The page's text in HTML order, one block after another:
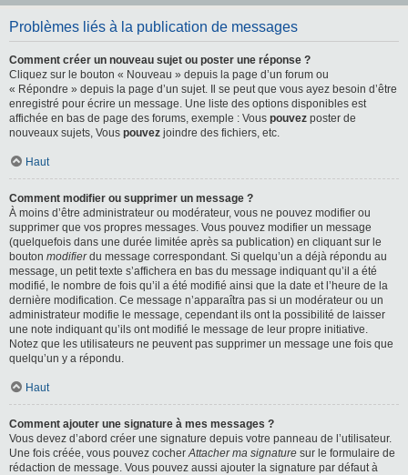
Problèmes liés à la publication de messages
Comment créer un nouveau sujet ou poster une réponse ?
Cliquez sur le bouton « Nouveau » depuis la page d’un forum ou
« Répondre » depuis la page d’un sujet. Il se peut que vous ayez besoin d’être
enregistré pour écrire un message. Une liste des options disponibles est
affichée en bas de page des forums, exemple : Vous pouvez poster de
nouveaux sujets, Vous pouvez joindre des fichiers, etc.
Haut
Comment modifier ou supprimer un message ?
À moins d’être administrateur ou modérateur, vous ne pouvez modifier ou
supprimer que vos propres messages. Vous pouvez modifier un message
(quelquefois dans une durée limitée après sa publication) en cliquant sur le
bouton modifierdu message correspondant. Si quelqu’un a déjà répondu au
message, un petit texte s’affichera en bas du message indiquant qu’il a été
modifié, le nombre de fois qu’il a été modifié ainsi que la date et l’heure de la
dernière modification. Ce message n’apparaîtra pas si un modérateur ou un
administrateur modifie le message, cependant ils ont la possibilité de laisser
une note indiquant qu’ils ont modifié le message de leur propre initiative.
Notez que les utilisateurs ne peuvent pas supprimer un message une fois que
quelqu’un y a répondu.
Haut
Comment ajouter une signature à mes messages ?
Vous devez d’abord créer une signature depuis votre panneau de l’utilisateur.
Une fois créée, vous pouvez cocherAttacher ma signature sur le formulaire de
rédaction de message. Vous pouvez aussi ajouter la signature par défaut à